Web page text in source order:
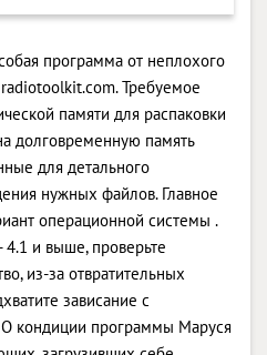
программа от неплохого
Требуемое
памяти для распаковки
долговременную память
для детального
нужных файлов. Главное
операционной системы .
4.1 и выше, проверьте
из-за отвратительных
зависание с
кондиции программы Маруся